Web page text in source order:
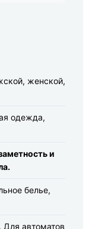
женской,
одежда,
и
белье,
автоматов